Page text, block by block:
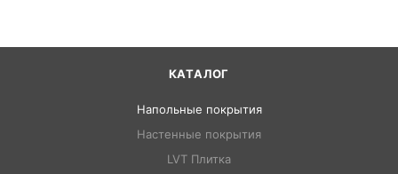
КАТАЛОГ
Напольные покрытия
Настенные покрытия
LVT Плитка